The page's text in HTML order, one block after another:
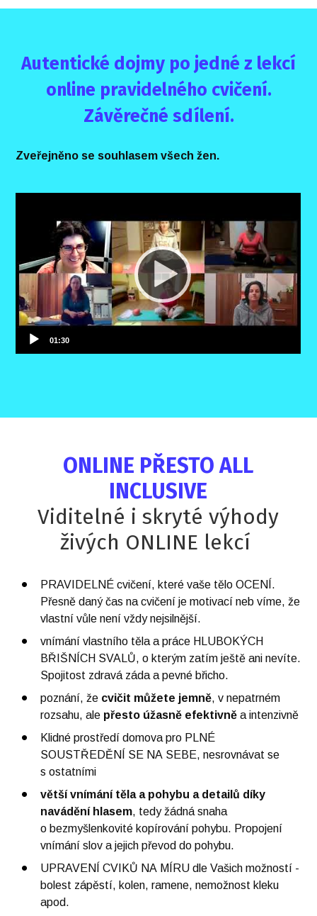
Autentické dojmy po jedné z lekcí
online pravidelného cvičení.
Závěrečné sdílení.
Zveřejněno se souhlasem všech žen.
ONLINE PŘESTO ALL
INCLUSIVE
Viditelné i skryté výhody
živých ONLINE lekcí
PRAVIDELNÉ cvičení, které vaše tělo OCENÍ.
Přesně daný čas na cvičení je motivací neb víme, že
vlastní vůle není vždy nejsilnější.
vnímání vlastního těla a práce HLUBOKÝCH
BŘIŠNÍCH SVALŮ, o kterým zatím ještě ani nevíte.
Spojitost zdravá záda a pevné břicho.
poznání, že cvičit můžete jemně, v nepatrném
rozsahu, ale přesto úžasně efektivně a intenzivně
Klidné prostředí domova pro PLNÉ
SOUSTŘEDĚNÍ SE NA SEBE, nesrovnávat se
s ostatními
větší vnímání těla a pohybu a detailů díky
navádění hlasem, tedy žádná snaha
o bezmyšlenkovité kopírování pohybu. Propojení
vnímání slov a jejich převod do pohybu.
UPRAVENÍ CVIKŮ NA MÍRU dle Vašich možností -
bolest zápěstí, kolen, ramene, nemožnost kleku
apod.